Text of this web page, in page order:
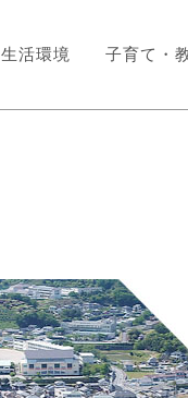
生活環境 子育て・